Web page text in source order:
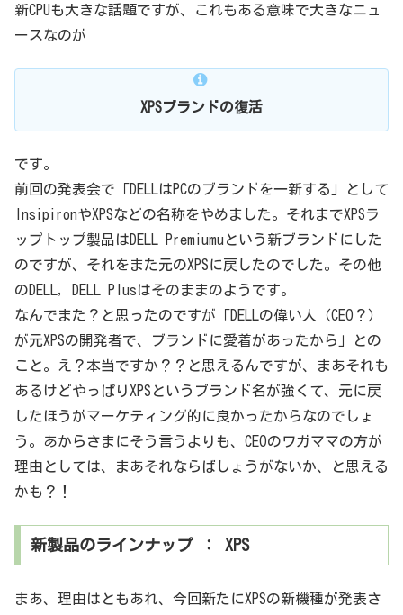
新CPUも大きな話題ですが、これもある意味で大きなニュ
ースなのが
XPSブランドの復活
です。
前回の発表会で「DELLはPCのブランドを一新する」として
InsipironやXPSなどの名称をやめました。それまでXPSラ
ップトップ製品はDELL Premiumuという新ブランドにした
のですが、それをまた元のXPSに戻したのでした。その他
のDELL, DELL Plusはそのままのようです。
なんでまた？と思ったのですが「DELLの偉い人（CEO？）
が元XPSの開発者で、ブランドに愛着があったから」との
こと。え？本当ですか？？と思えるんですが、まあそれも
あるけどやっぱりXPSというブランド名が強くて、元に戻
したほうがマーケティング的に良かったからなのでしょ
う。あからさまにそう言うよりも、CEOのワガママの方が
理由としては、まあそれならばしょうがないか、と思える
かも？！
新製品のラインナップ ： XPS
まあ、理由はともあれ、今回新たにXPSの新機種が発表さ